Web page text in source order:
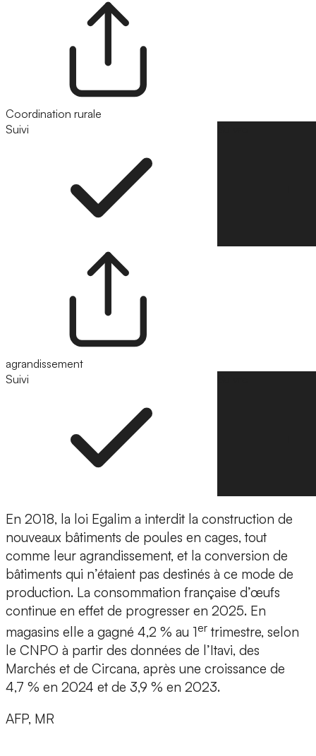
Coordination rurale
Suivi
agrandissement
Suivi
En 2018, la loi Egalim a interdit la construction de
nouveaux bâtiments de poules en cages, tout
comme leur agrandissement, et la conversion de
bâtiments qui n’étaient pas destinés à ce mode de
production. La consommation française d’œufs
continue en effet de progresser en 2025. En
magasins elle a gagné 4,2 % au 1er trimestre, selon
le CNPO à partir des données de l’Itavi, des
Marchés et de Circana, après une croissance de
4,7 % en 2024 et de 3,9 % en 2023.
AFP, MR